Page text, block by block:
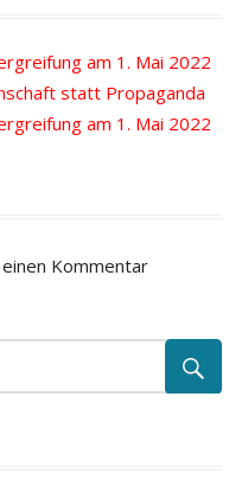
am 1. Mai 2022
statt Propaganda
am 1. Mai 2022
Kommentar